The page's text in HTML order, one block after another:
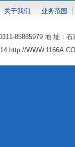
关于我们 业务范围
85885979 地 址：
http://